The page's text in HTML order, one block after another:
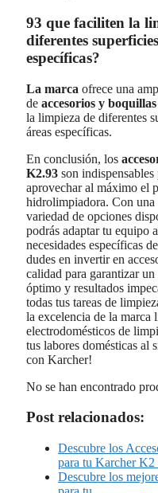
93 que faciliten la
diferentes
específicas?
La marca ofrece una
de accesorios y boquillas
la limpieza de diferentes
áreas específicas.
En conclusión, los
K2.93 son indispensables
aprovechar al máximo el
hidrolimpiadora. Con una
variedad de opciones
podrás adaptar tu equipo
necesidades específicas
dudes en invertir en
calidad para garantizar
óptimo y resultados
todas tus tareas de
la excelencia de la marca
electrodomésticos de
tus labores domésticas al
con Karcher!
No se han encontrado
Post relacionados:
Descubre los
para tu Karcher K2
Descubre los